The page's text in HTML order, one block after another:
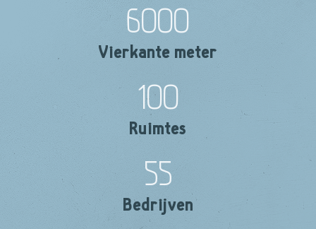
6000
Vierkante meter
100
Ruimtes
55
Bedrijven